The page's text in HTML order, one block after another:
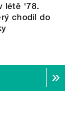
létě '78.
chodil do